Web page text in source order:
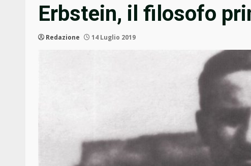
Erbstein, il filosofo
Redazione 14 Luglio 2019